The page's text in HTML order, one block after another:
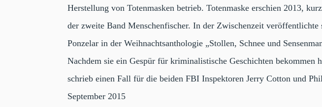
Herstellung von Totenmasken betrieb. Totenmaske erschien 2013,
der zweite Band Menschenfischer. In der Zwischenzeit
Ponzelar in der Weihnachtsanthologie „Stollen, Schnee und
Nachdem sie ein Gespür für kriminalistische Geschichten
schrieb einen Fall für die beiden FBI Inspektoren Jerry Cotton und
September 2015